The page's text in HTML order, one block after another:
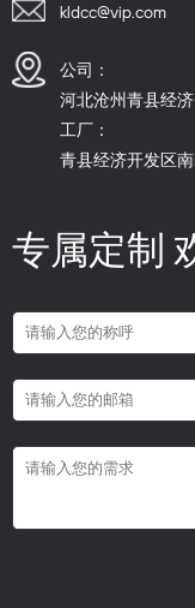
kldcc@vip.com
公司：
河北沧州青县经
工厂：
青县经济开发区
专属定制